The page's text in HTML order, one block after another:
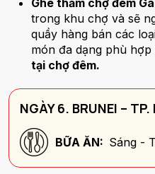
Ghé thăm chợ đêm
trong khu chợ và sẽ
quầy hàng bán các
món đa dạng phù hợp
tại chợ đêm.
NGÀY 6. BRUNEI –
BỮA ĂN: Sáng -